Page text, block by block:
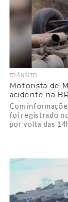
TRÂNSITO
Motorista de
acidente na
Com
foi registrado
por volta das